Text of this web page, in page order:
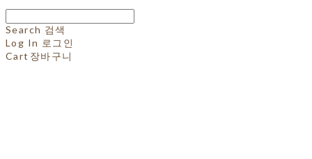
Search 검색
Log In 로그인
Cart 장바구니